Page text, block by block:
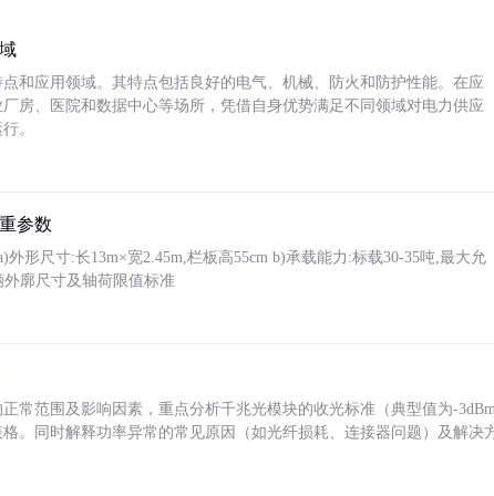
和应用领域。其特点包括良好的电气、机械、防火和防护性能。在应
房、医院和数据中心等场所，凭借自身优势满足不同领域对电力供应
。
参数
外形尺寸:长13m×宽2.45m,栏板高55cm b)承载能力:标载30-35吨,最大允
廓尺寸及轴荷限值标准
常范围及影响因素，重点分析千兆光模块的收光标准（典型值为-
。同时解释功率异常的常见原因（如光纤损耗、连接器问题）及解决